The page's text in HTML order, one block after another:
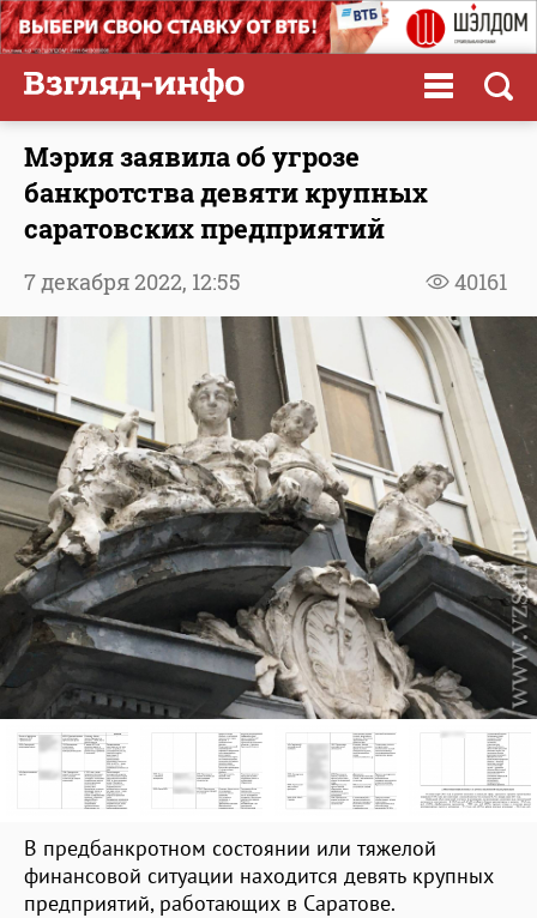
Мэрия заявила об угрозе
банкротства девяти крупных
саратовских предприятий
40161
7 декабря 2022, 12:55
В предбанкротном состоянии или тяжелой
финансовой ситуации находится девять крупных
предприятий, работающих в Саратове.